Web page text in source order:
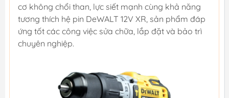
cơ không chổi than, lực siết mạnh cùng khả năng
tương thích hệ pin DeWALT 12V XR, sản phẩm đáp
ứng tốt các công việc sửa chữa, lắp đặt và bảo trì
chuyên nghiệp.